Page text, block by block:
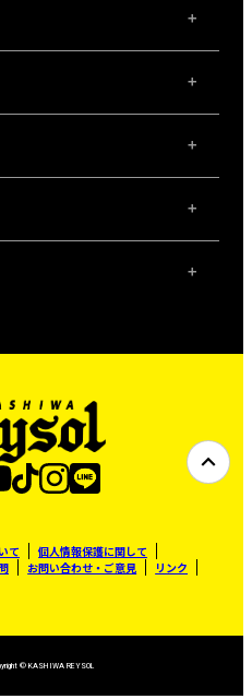
て
個人情報保護に関して
お問い合わせ・ご意見
リンク
© KASHIWA REYSOL